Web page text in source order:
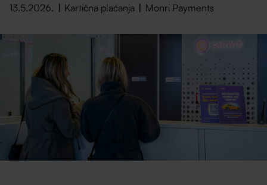
13.5.2026. Kartična plaćanja Monri Payments